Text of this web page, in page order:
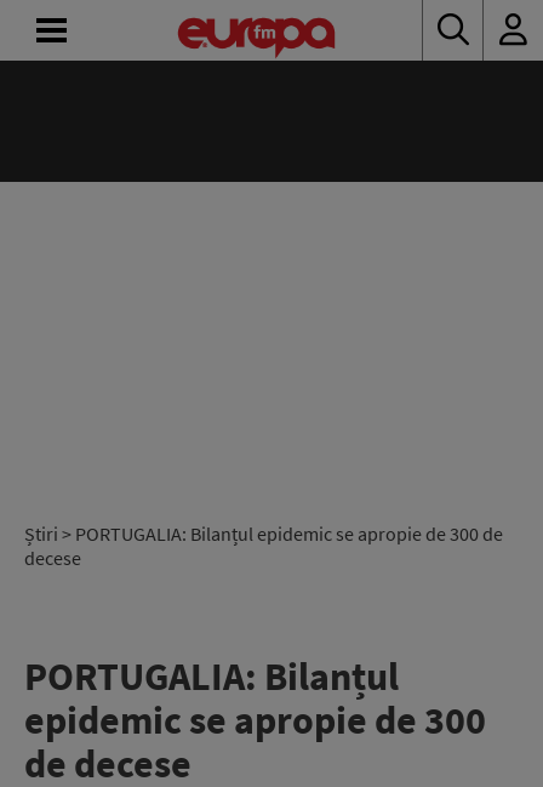
Știri > PORTUGALIA: Bilanțul epidemic se apropie de 300 de
decese
PORTUGALIA: Bilanțul
epidemic se apropie de 300
de decese